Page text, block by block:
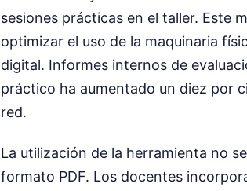
sesiones prácticas en el taller. Este
optimizar el uso de la maquinaria
digital. Informes internos de
práctico ha aumentado un diez por
red.
La utilización de la herramienta no
formato PDF. Los docentes